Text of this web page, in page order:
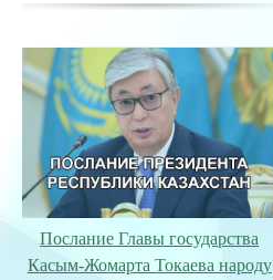
Послание Главы государства
Касым-Жомарта Токаева народу